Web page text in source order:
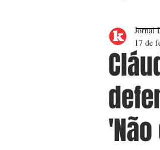
Jornal
17 de